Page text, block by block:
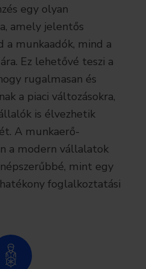
egy olyan
amely jelentős
munkaadók, mind a
Ez lehetővé teszi a
rugalmasan és
a piaci változásokra,
is élvezhetik
A munkaerő-
a modern vállalatok
mint egy
foglalkoztatási